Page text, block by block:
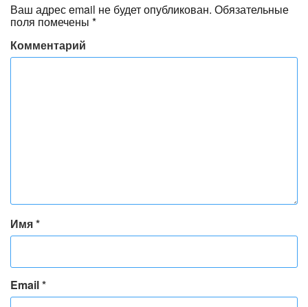
Ваш адрес email не будет опубликован. Обязательные
поля помечены *
Комментарий
Имя*
Email*